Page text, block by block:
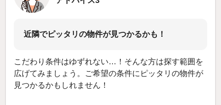
近隣でピッタリの物件が見つかるかも！
こだわり条件はゆずれない…！そんな方は探す範囲を
広げてみましょう。ご希望の条件にピッタリの物件が
見つかるかもしれません！